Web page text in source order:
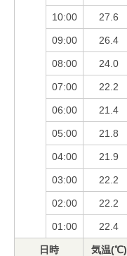
10:00 27.6
09:00 26.4
08:00 24.0
07:00 22.2
06:00 21.4
05:00 21.8
04:00 21.9
03:00 22.2
02:00 22.2
01:00 22.4
日時 気温(℃)